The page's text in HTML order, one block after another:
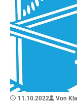
öffnen
öffnen
öffnen
11.10.2022 Von